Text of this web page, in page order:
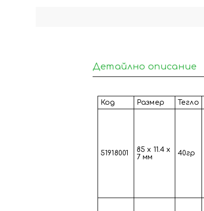
Детайлно описание
Код Размер Тегло
51918001
85 х 11.4 х
7 мм
40гр